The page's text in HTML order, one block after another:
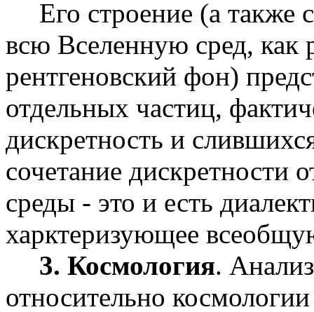
Его строение (а также
всю Вселенную сред, как
рентгеновский фон)
отдельных частиц,
дискретность и
сочетание дискретности
среды - это и есть
харктеризующее
3. Космология.
относительно